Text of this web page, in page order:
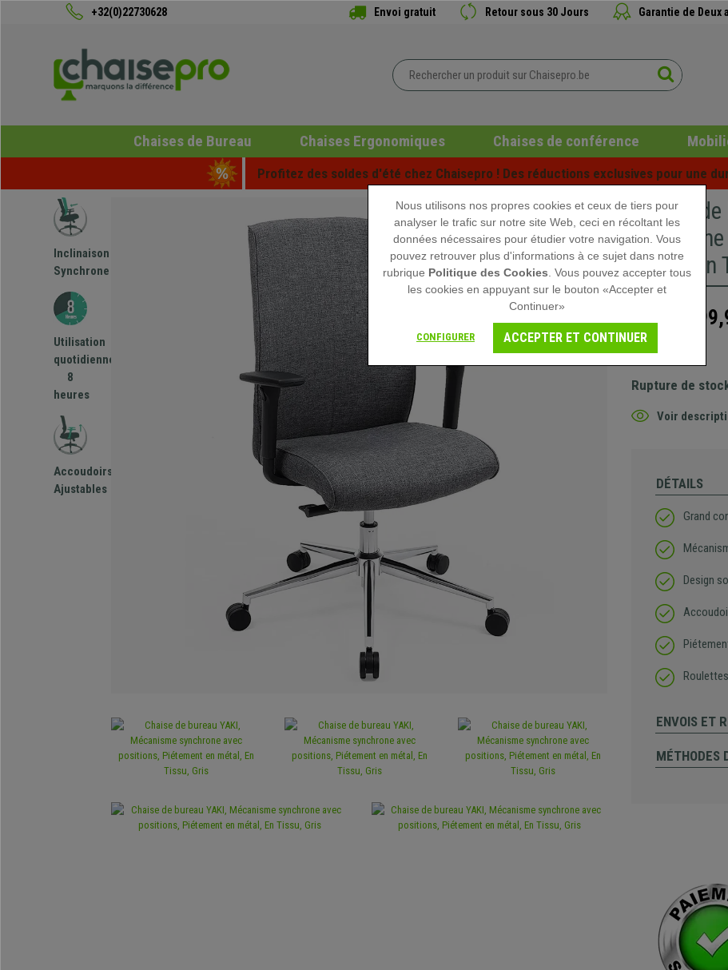
+32(0)22730628 Envoi gratuit Retour sous 30 Jours Garantie de Deux
Chaises de Bureau Chaises Ergonomiques Chaises de conférence
Profitez des soldes d'été chez Chaisepro ! Des réductions exclusives pour une
Inclinaison
Synchrone
Utilisation
quotidienne
8
heures
Accoudoirs
Ajustables
Chaise
métal, En
Rupture de stock
Rupture de
Voir
DÉTAILS
Grand
Design
ENVOIS ET
MÉTHODES
Nous utilisons nos propres cookies et ceux de tiers pour
analyser le trafic sur notre site Web, ceci en récoltant les
données nécessaires pour étudier votre navigation. Vous
pouvez retrouver plus d'informations à ce sujet dans notre
rubrique Politique des Cookies . Vous pouvez accepter tous
les cookies en appuyant sur le bouton «Accepter et
Continuer»
CONFIGURER ACCEPTER ET CONTINUER